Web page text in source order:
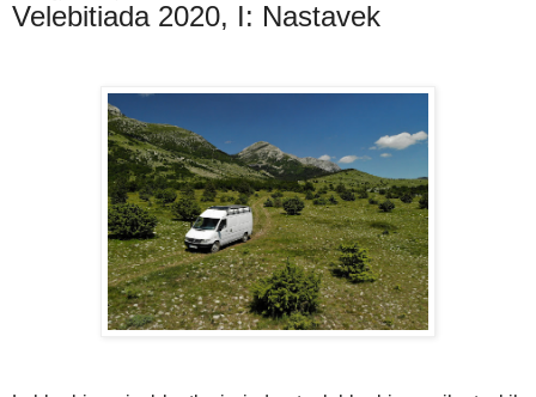
Velebitiada 2020, I: Nastavek